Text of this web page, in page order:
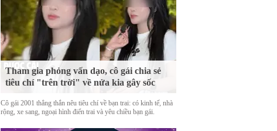
Tham gia phỏng vấn dạo, cô gái chia sẻ
tiêu chí "trên trời" về nửa kia gây sốc
Cô gái 2001 thẳng thắn nêu tiêu chí về bạn trai: có kinh tế, nhà
rộng, xe sang, ngoại hình điển trai và yêu chiều bạn gái.